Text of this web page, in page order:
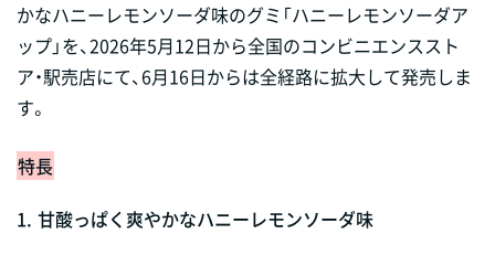
かなハニーレモンソーダ味のグミ「ハニーレモンソーダア
ップ」を、2026年5月12日から全国のコンビニエンススト
ア・駅売店にて、6月16日からは全経路に拡大して発売しま
す。
特長
1. 甘酸っぱく爽やかなハニーレモンソーダ味